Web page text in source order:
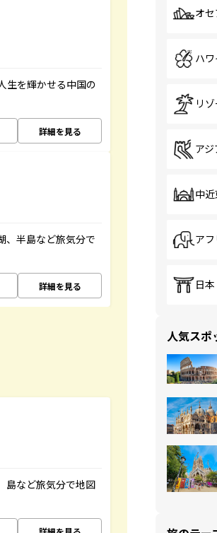
生を輝かせる中国の
詳細を見る
、半島など旅気分で
詳細を見る
島など旅気分で地図
オ
ハワ
リ
アジ
中近
アフ
日本
人気スポ